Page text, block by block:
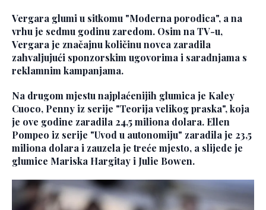
Vergara glumi u sitkomu "Moderna porodica", a na
vrhu je sedmu godinu zaredom. Osim na TV-u,
Vergara je značajnu količinu novca zaradila
zahvaljujući sponzorskim ugovorima i saradnjama s
reklamnim kampanjama.
Na drugom mjestu najplaćenijih glumica je Kaley
Cuoco, Penny iz serije "Teorija velikog praska", koja
je ove godine zaradila 24,5 miliona dolara. Ellen
Pompeo iz serije "Uvod u autonomiju" zaradila je 23,5
miliona dolara i zauzela je treće mjesto, a slijede je
glumice Mariska Hargitay i Julie Bowen.